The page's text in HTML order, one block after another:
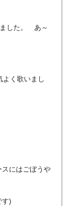
ました。 あ～
よく歌いまし
にはごぼうや
)